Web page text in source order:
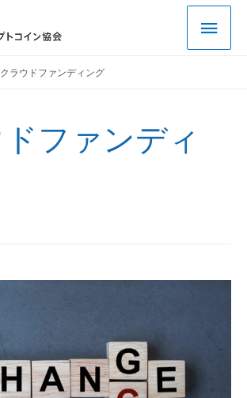
クラウドファンディング
ファンディ